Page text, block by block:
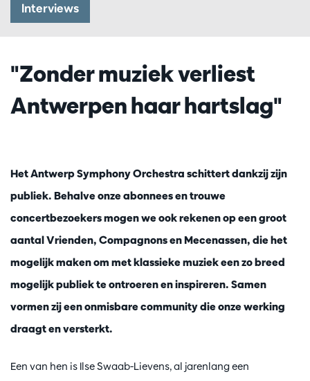
Interviews
"Zonder muziek verliest
Antwerpen haar hartslag"
Het Antwerp Symphony Orchestra schittert dankzij zijn
publiek. Behalve onze abonnees en trouwe
concertbezoekers mogen we ook rekenen op een groot
aantal Vrienden, Compagnons en Mecenassen, die het
mogelijk maken om met klassieke muziek een zo breed
mogelijk publiek te ontroeren en inspireren. Samen
vormen zij een onmisbare community die onze werking
draagt en versterkt.
Een van hen is Ilse Swaab-Lievens, al jarenlang een